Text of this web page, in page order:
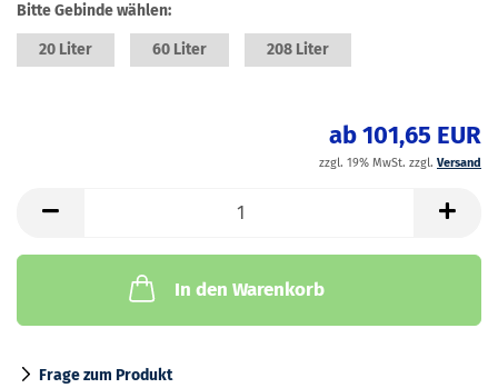
Bitte Gebinde wählen:
20 Liter 60 Liter 208 Liter
ab 101,65 EUR
zzgl. 19% MwSt. zzgl. Versand
In den Warenkorb
Frage zum Produkt